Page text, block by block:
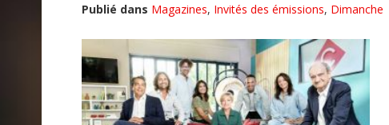
Publié dans Magazines, Invités des émissions, Dimanche